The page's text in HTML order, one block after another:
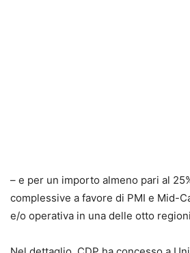
– e per un importo almeno pari al
complessive a favore di PMI e Mid-
e/o operativa in una delle otto